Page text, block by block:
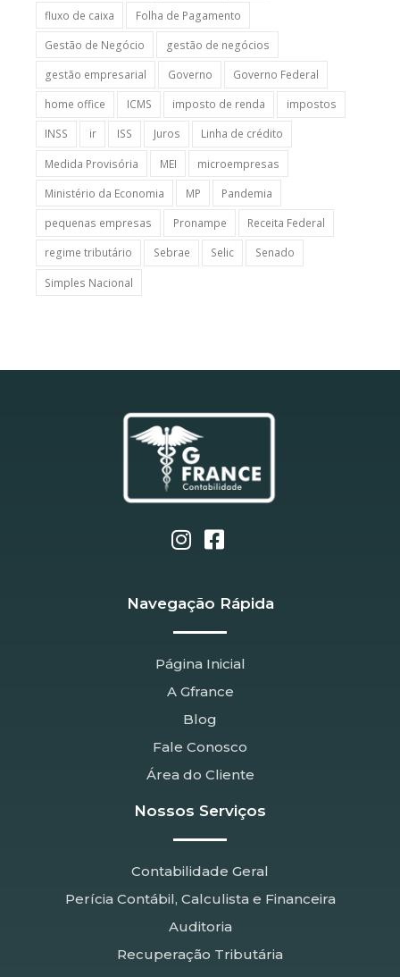
fluxo de caixa
Folha de Pagamento
Gestão de Negócio
gestão de negócios
gestão empresarial
Governo
Governo Federal
home office
ICMS imposto de renda
impostos
INSS
ir ISS Juros
Linha de crédito
Medida Provisória
MEI
microempresas
Ministério da Economia
MP
Pandemia
pequenas empresas
Pronampe
Receita Federal
regime tributário
Sebrae Selic
Senado
Simples Nacional
Navegação Rápida
Página Inicial
A Gfrance
Blog
Fale Conosco
Área do Cliente
Nossos Serviços
Contabilidade Geral
Perícia Contábil, Calculista e Financeira
Auditoria
Recuperação Tributária